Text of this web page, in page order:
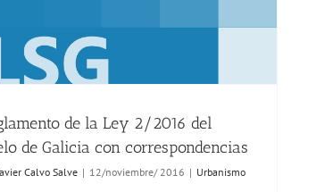
de la Ley 2/2016 del
de Galicia con correspondencias
Calvo Salve | 12/noviembre/ 2016 | Urbanismo